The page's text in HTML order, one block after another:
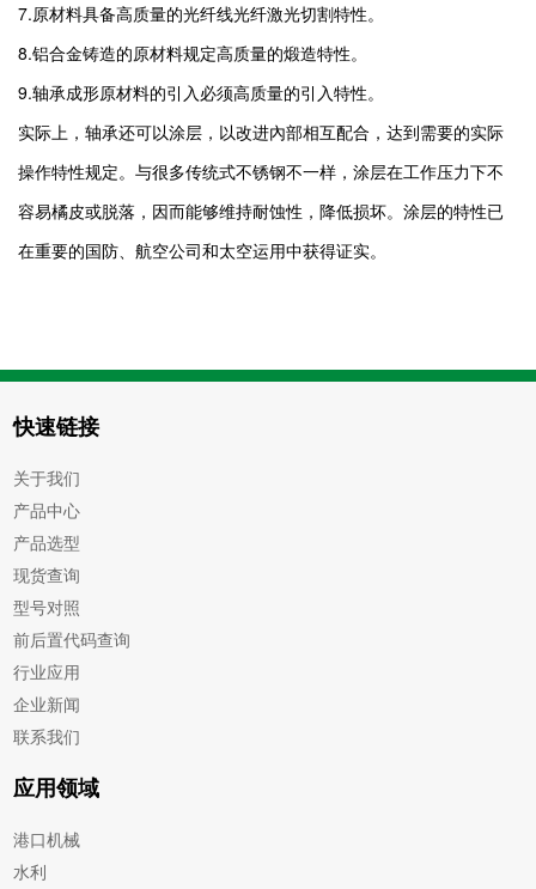
7.原材料具备高质量的光纤线光纤激光切割特性。
8.铝合金铸造的原材料规定高质量的煅造特性。
9.轴承成形原材料的引入必须高质量的引入特性。
实际上，轴承还可以涂层，以改进內部相互配合，达到需要的实际
操作特性规定。与很多传统式不锈钢不一样，涂层在工作压力下不
容易橘皮或脱落，因而能够维持耐蚀性，降低损坏。涂层的特性已
在重要的国防、航空公司和太空运用中获得证实。
快速链接
关于我们
产品中心
产品选型
现货查询
型号对照
前后置代码查询
行业应用
企业新闻
联系我们
应用领域
港口机械
水利